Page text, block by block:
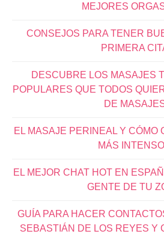
MEJORES
CONSEJOS PARA TENER
PRIMERA
DESCUBRE LOS MASAJES
POPULARES QUE TODOS
DE
EL MASAJE PERINEAL Y CÓMO
MÁS
EL MEJOR CHAT HOT EN
GENTE DE TU
GUÍA PARA HACER
SEBASTIÁN DE LOS REYES Y